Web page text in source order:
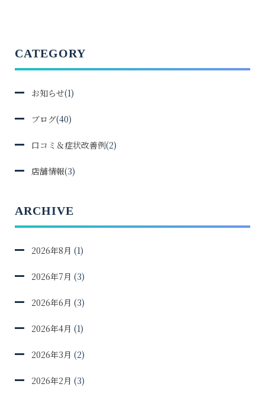
CATEGORY
お知らせ(1)
ブログ(40)
口コミ＆症状改善例(2)
店舗情報(3)
ARCHIVE
2026年8月 (1)
2026年7月 (3)
2026年6月 (3)
2026年4月 (1)
2026年3月 (2)
2026年2月 (3)